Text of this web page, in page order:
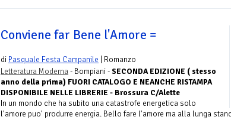
Conviene far Bene l'Amore =
di Pasquale Festa Campanile | Romanzo
Letteratura Moderna- Bompiani - SECONDA EDIZIONE ( stesso
anno della prima) FUORI CATALOGO E NEANCHE RISTAMPA
DISPONIBILE NELLE LIBRERIE - Brossura C/Alette
In un mondo che ha subito una catastrofe energetica solo
l'amore puo' produrre energia. Bello fare l'amore ma alla lunga